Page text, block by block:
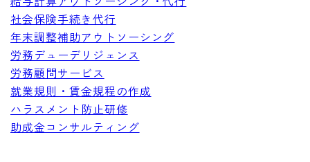
社会保険手続き代行
年末調整補助アウトソーシング
労務デューデリジェンス
労務顧問サービス
就業規則・賃金規程の作成
ハラスメント防止研修
助成金コンサルティング